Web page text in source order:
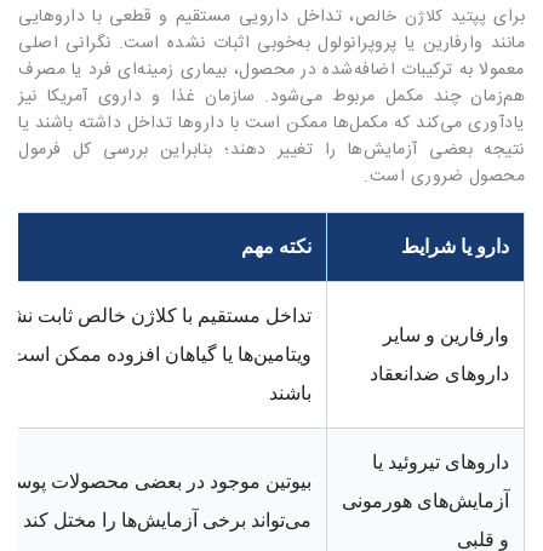
برای پپتید کلاژن خالص، تداخل دارویی مستقیم و قطعی با داروهایی
مانند وارفارین یا پروپرانولول به‌خوبی اثبات نشده است. نگرانی اصلی
معمولا به ترکیبات اضافه‌شده در محصول، بیماری زمینه‌ای فرد یا مصرف
هم‌زمان چند مکمل مربوط می‌شود. سازمان غذا و داروی آمریکا نیز
یادآوری می‌کند که مکمل‌ها ممکن است با داروها تداخل داشته باشند یا
نتیجه بعضی آزمایش‌ها را تغییر دهند؛ بنابراین بررسی کل فرمول
محصول ضروری است.
دارو یا شرایط نکته مهم
وارفارین و سایر
داروهای ضدانعقاد
تداخل مستقیم با کلاژن خالص ثابت
ویتامین‌ها یا گیاهان افزوده ممکن است
باشند
داروهای تیروئید یا
آزمایش‌های هورمونی
و قلبی
بیوتین موجود در بعضی محصولات
می‌تواند برخی آزمایش‌ها را مختل کند